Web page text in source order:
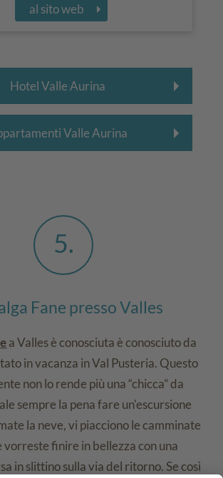
al sito web
Hotel Valle Aurina
Valle Aurina
5
Fane presso Valles
a Valles è conosciuta è conosciuto da
in vacanza in Val Pusteria. Questo
non lo rende più una “chicca” da
sempre la pena fare un'escursione
la neve, vi piacciono le camminate
vorreste finire in bellezza con una
in slittino sulla via del ritorno. Se così